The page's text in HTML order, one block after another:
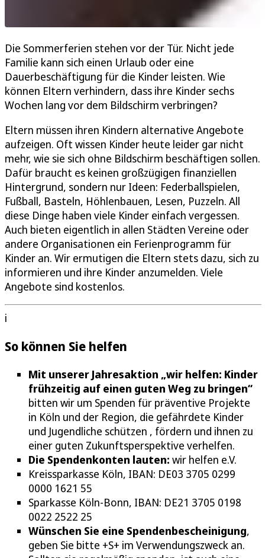
Die Sommerferien stehen vor der Tür. Nicht jede
Familie kann sich einen Urlaub oder eine
Dauerbeschäftigung für die Kinder leisten. Wie
können Eltern verhindern, dass ihre Kinder sechs
Wochen lang vor dem Bildschirm verbringen?
Eltern müssen ihren Kindern alternative Angebote
aufzeigen. Oft wissen Kinder heute leider gar nicht
mehr, wie sie sich ohne Bildschirm beschäftigen sollen.
Dafür braucht es keinen großzügigen finanziellen
Hintergrund, sondern nur Ideen: Federballspielen,
Fußball, Basteln, Höhlenbauen, Lesen, Puzzeln. All
diese Dinge haben viele Kinder einfach vergessen.
Auch bieten eigentlich in allen Städten Vereine oder
andere Organisationen ein Ferienprogramm für
Kinder an. Wir ermutigen die Eltern stets dazu, sich zu
informieren und ihre Kinder anzumelden. Viele
Angebote sind kostenlos.
i
So können Sie helfen
Mit unserer Jahresaktion „wir helfen: Kinder
frühzeitig auf einen guten Weg zu bringen“
bitten wir um Spenden für präventive Projekte
in Köln und der Region, die gefährdete Kinder
und Jugendliche schützen , fördern und ihnen zu
einer guten Zukunftsperspektive verhelfen.
Die Spendenkonten lauten: wir helfen e.V.
Kreissparkasse Köln, IBAN: DE03 3705 0299
0000 1621 55
Sparkasse Köln-Bonn, IBAN: DE21 3705 0198
0022 2522 25
Wünschen Sie eine Spendenbescheinigung,
geben Sie bitte +S+ im Verwendungszweck an.